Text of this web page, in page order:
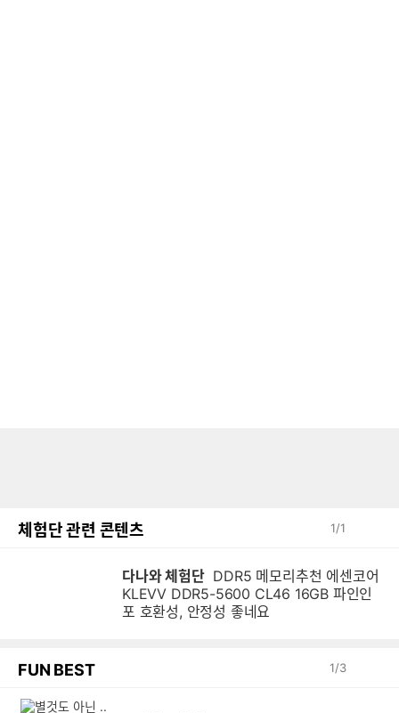
체험단 관련 콘텐츠 1/1
다나와 체험단
KLEVV DDR5-5600 CL46 16GB 파인인
포 호환성, 안정성 좋네요
FUN BEST 1/3